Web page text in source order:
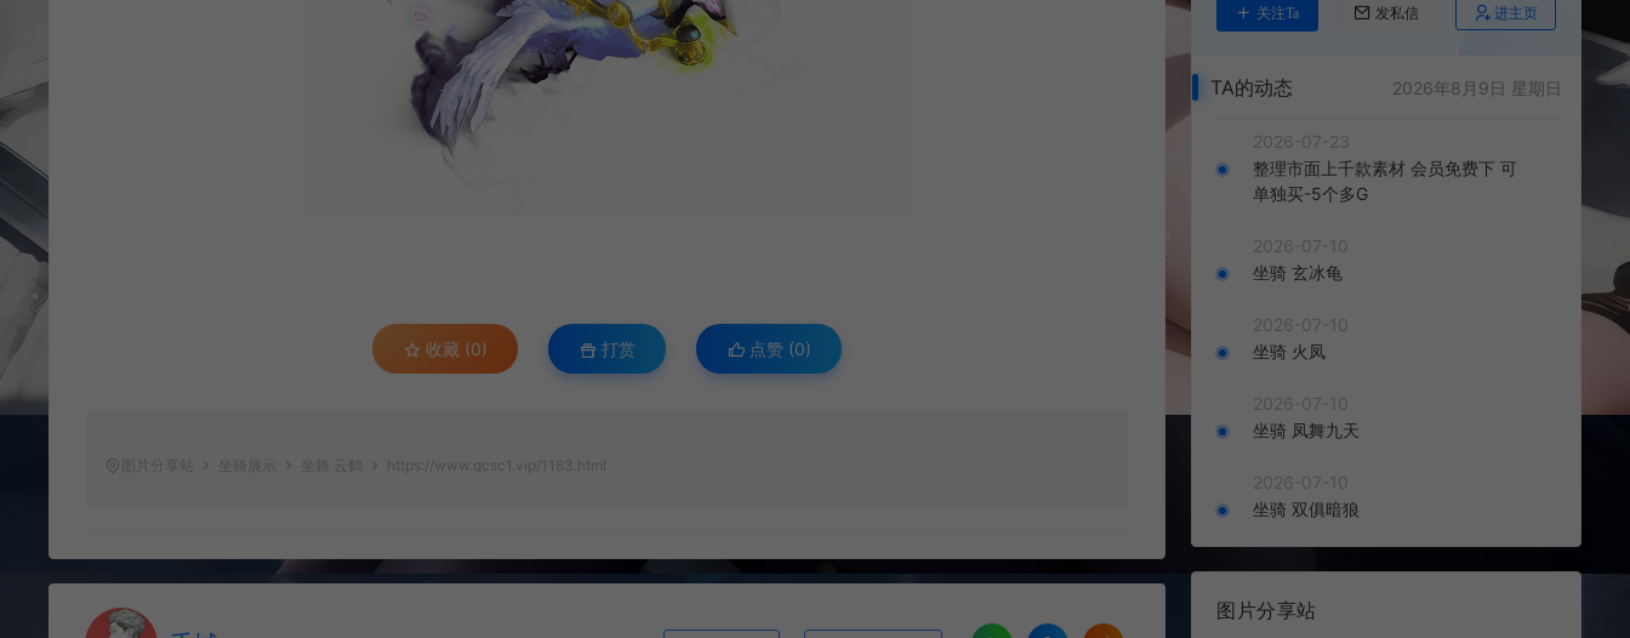
收藏 (0) 打赏 点赞 (0)
图片分享站 坐骑展示 坐骑 云鹤 https://www.qcsc1.vip/1183.html
关注Ta 发私信 进主页
TA的动态 2026年8月9日 星期日
2026-07-23
整理市面上千款素材 会员免费下 可
单独买-5个多G
2026-07-10
坐骑 玄冰龟
2026-07-10
坐骑 火凤
2026-07-10
坐骑 凤舞九天
2026-07-10
坐骑 双俱暗狼
图片分享站